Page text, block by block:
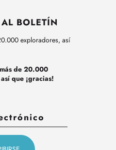
BOLETÍN
exploradores, así
de 20.000
que ¡gracias!